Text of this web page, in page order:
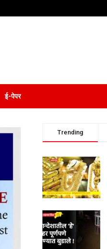
ई-पेपर
Trending